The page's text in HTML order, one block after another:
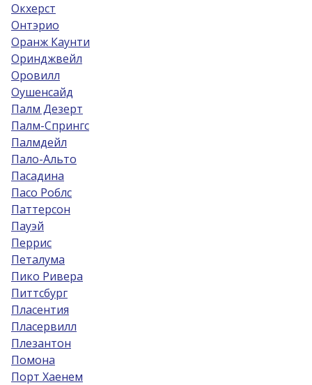
Окхерст
Онтэрио
Оранж Каунти
Оринджвейл
Оровилл
Оушенсайд
Палм Дезерт
Палм-Спрингс
Палмдейл
Пало-Альто
Пасадина
Пасо Роблс
Паттерсон
Пауэй
Перрис
Петалума
Пико Ривера
Питтсбург
Пласентия
Пласервилл
Плезантон
Помона
Порт Хаенем